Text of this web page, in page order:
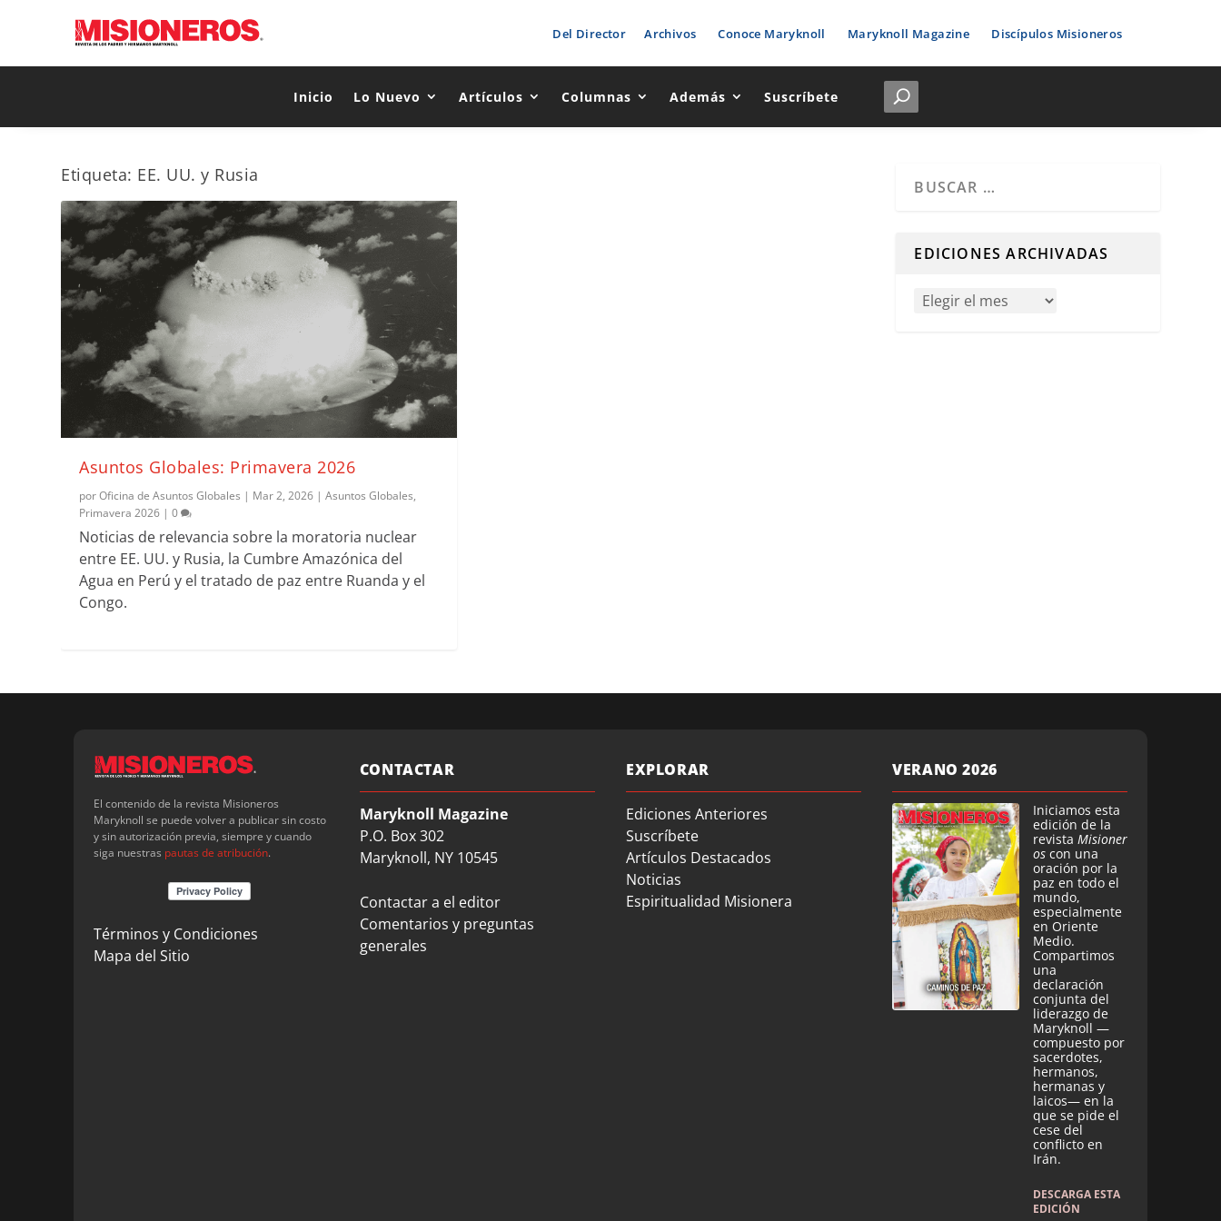
Del Director Archivos Conoce Maryknoll Maryknoll Magazine Discípulos Misioneros
Inicio Lo Nuevo Artículos Columnas Además Suscríbete
Etiqueta: EE. UU. y Rusia
Asuntos Globales: Primavera 2026
porOficina de Asuntos Globales | Mar 2, 2026 |Asuntos Globales,
Primavera 2026 |0
Noticias de relevancia sobre la moratoria nuclear
entre EE. UU. y Rusia, la Cumbre Amazónica del
Agua en Perú y el tratado de paz entre Ruanda y el
Congo.
EDICIONES ARCHIVADAS
El contenido de la revista Misioneros
Maryknoll se puede volver a publicar sin costo
y sin autorización previa, siempre y cuando
siga nuestras pautas de atribución.
Términos y Condiciones
Mapa del Sitio
CONTACTAR
Maryknoll Magazine
P.O. Box 302
Maryknoll, NY 10545
Contactar a el editor
Comentarios y preguntas
generales
EXPLORAR
Ediciones Anteriores
Suscríbete
Artículos Destacados
Noticias
Espiritualidad Misionera
VERANO 2026
Iniciamos esta
edición de la
revista Misioner
os con una
oración por la
paz en todo el
mundo,
especialmente
en Oriente
Medio.
Compartimos
una
declaración
conjunta del
liderazgo de
Maryknoll —
compuesto por
sacerdotes,
hermanos,
hermanas y
laicos— en la
que se pide el
cese del
conflicto en
Irán.
DESCARGA ESTA
EDICIÓN